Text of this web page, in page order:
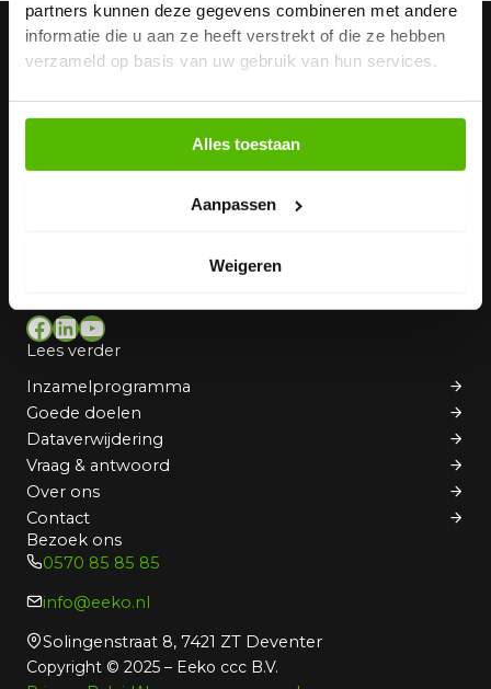
partners kunnen deze gegevens combineren met andere
informatie die u aan ze heeft verstrekt of die ze hebben
verzameld op basis van uw gebruik van hun services.
Alles toestaan
Aanpassen
Weigeren
printercartridges, mobiele telefoons, tablets
Facebook LinkedIn YouTube
Lees verder
Inzamelprogramma
Goede doelen
Dataverwijdering
Vraag & antwoord
Over ons
Contact
Bezoek ons
0570 85 85 85
info@eeko.nl
Solingenstraat 8, 7421 ZT Deventer
Copyright © 2025 – Eeko ccc B.V.